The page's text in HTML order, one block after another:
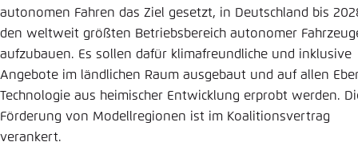
autonomen Fahren das Ziel gesetzt, in Deutschland bis
den weltweit größten Betriebsbereich autonomer
aufzubauen. Es sollen dafür klimafreundliche und inklusive
Angebote im ländlichen Raum ausgebaut und auf allen
Technologie aus heimischer Entwicklung erprobt werden.
Förderung von Modellregionen ist im Koalitionsvertrag
verankert.